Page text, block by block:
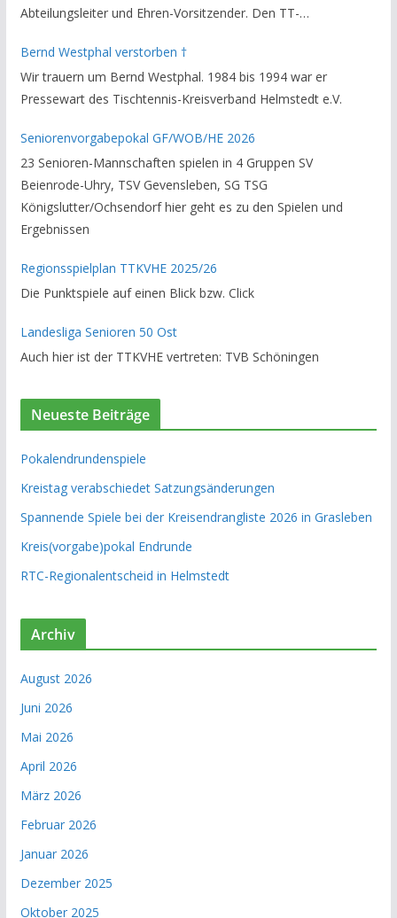
Abteilungsleiter und Ehren-Vorsitzender. Den TT-
Helmstedt unterstützte er als Staffelleiter. Zuletzt war er
Vorsitzender des Rechtsausschusses im Kreisverband. Im
stillen GedenkenH.-K. Bartels / Vorsitzender
Bernd Westphal verstorben †
Wir trauern um Bernd Westphal. 1984 bis 1994 war er
Pressewart des Tischtennis-Kreisverband Helmstedt e.V.
Seniorenvorgabepokal GF/WOB/HE 2026
23 Senioren-Mannschaften spielen in 4 Gruppen SV
Beienrode-Uhry, TSV Gevensleben, SG TSG
Königslutter/Ochsendorf hier geht es zu den Spielen und
Ergebnissen
Regionsspielplan TTKVHE 2025/26
Die Punktspiele auf einen Blick bzw. Click
Landesliga Senioren 50 Ost
Auch hier ist der TTKVHE vertreten: TVB Schöningen
Neueste Beiträge
Pokalendrundenspiele
Kreistag verabschiedet Satzungsänderungen
Spannende Spiele bei der Kreisendrangliste 2026 in Grasleben
Kreis(vorgabe)pokal Endrunde
RTC-Regionalentscheid in Helmstedt
Archiv
August 2026
Juni 2026
Mai 2026
April 2026
März 2026
Februar 2026
Januar 2026
Dezember 2025
Oktober 2025